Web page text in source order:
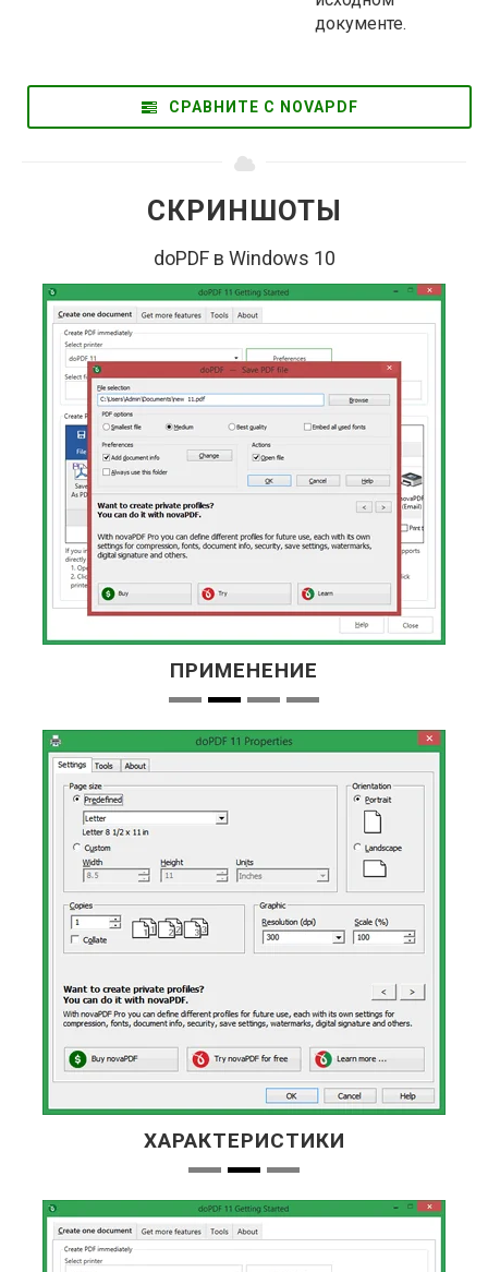
документе.
СРАВНИТЕ С NOVAPDF
СКРИНШОТЫ
doPDF в Windows 10
ПРИМЕНЕНИЕ
ХАРАКТЕРИСТИКИ